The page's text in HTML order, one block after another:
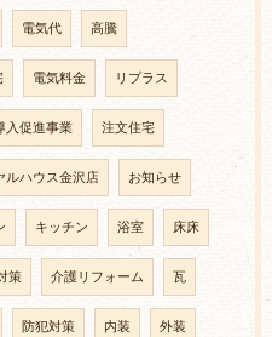
電気代 高騰
電気料金 リプラス
入促進事業 注文住宅
ルハウス金沢店 お知らせ
キッチン 浴室 床床
策 介護リフォーム 瓦
防犯対策 内装 外装